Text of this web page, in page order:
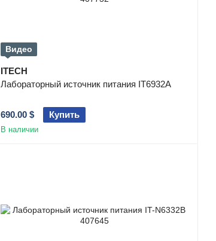
Видео
ITECH
Лабораторный источник питания IT6932A
690.00 $ Купить
В наличии